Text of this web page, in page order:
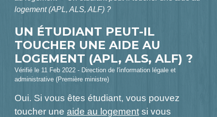
logement (APL, ALS, ALF) ?
UN ÉTUDIANT PEUT-IL
TOUCHER UNE AIDE AU
LOGEMENT (APL, ALS, ALF) ?
Vérifié le 11 Feb 2022 - Direction de l'information légale et
administrative (Première ministre)
Oui. Si vous êtes étudiant, vous pouvez
toucher une aide au logement si vous